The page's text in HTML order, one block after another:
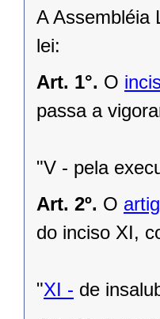
A Assembléia
lei:
Art. 1°. O
passa a
"V - pela
Art. 2º. O
do inciso XI,
"XI - de